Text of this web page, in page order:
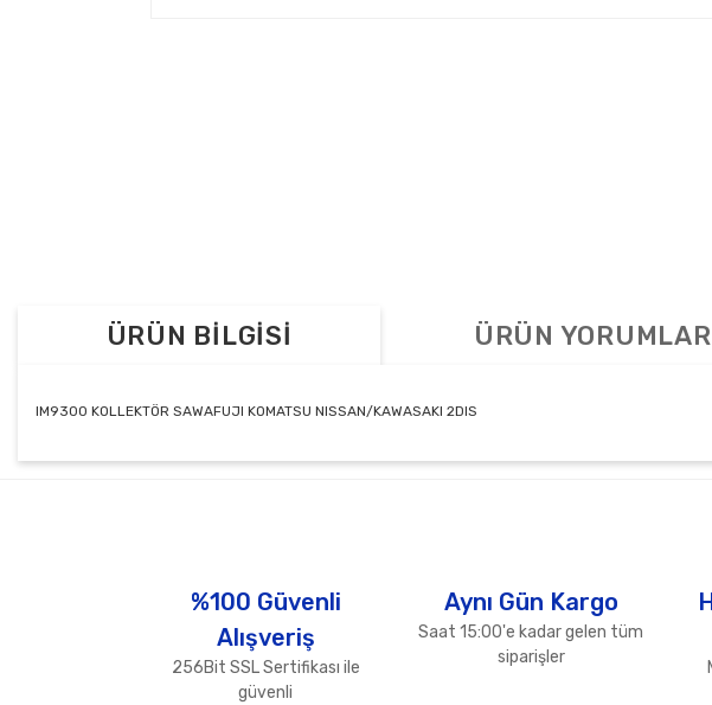
ÜRÜN BİLGİSİ ÜRÜN
IM9300 KOLLEKTÖR SAWAFUJI KOMATSU NISSAN/KAWASAKI 2DIS
Ürün fiyatı diğer sitelerden daha pahalı.
Bu ürüne benzer farklı alternatifler olmalı.
%100 Güvenli
Alışveriş
256Bit SSL Sertifikası ile
güvenli
Aynı Gün Kargo
Saat 15:00'e kadar gelen tüm
siparişler